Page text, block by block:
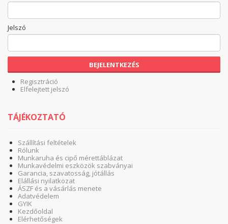
Jelszó
BEJELENTKEZÉS
Regisztráció
Elfelejtett jelszó
TÁJÉKOZTATÓ
Szállítási feltételek
Rólunk
Munkaruha és cipő mérettáblázat
Munkavédelmi eszközök szabványai
Garancia, szavatosság, jótállás
Elállási nyilatkozat
ÁSZF és a vásárlás menete
Adatvédelem
GYIK
Kezdőoldal
Elérhetőségek